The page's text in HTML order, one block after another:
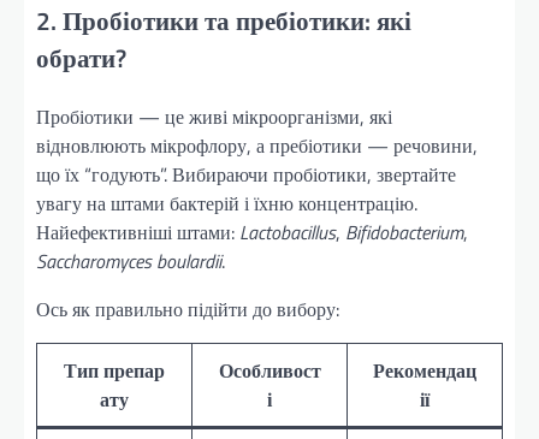
2. Пробіотики та пребіотики: які
обрати?
Пробіотики — це живі мікроорганізми, які
відновлюють мікрофлору, а пребіотики — речовини,
що їх “годують”. Вибираючи пробіотики, звертайте
увагу на штами бактерій і їхню концентрацію.
Найефективніші штами: Lactobacillus, Bifidobacterium,
Saccharomyces boulardii.
Ось як правильно підійти до вибору:
Тип препар
ату
Особливост
і
Рекомендац
ії